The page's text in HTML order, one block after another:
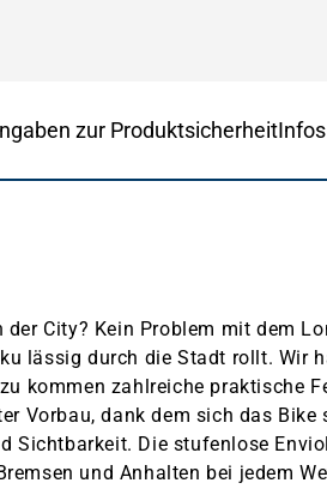
zur Produktsicherheit
City? Kein Problem mit dem
lässig durch die Stadt rollt. Wir
kommen zahlreiche praktische
Vorbau, dank dem sich das
Sichtbarkeit. Die stufenlose
und Anhalten bei jedem